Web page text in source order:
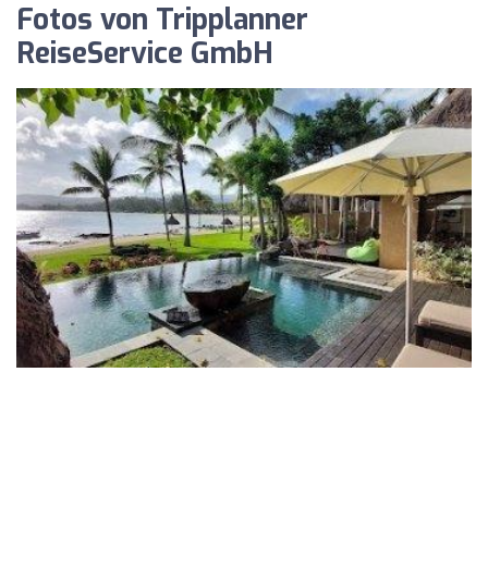
Fotos von Tripplanner
ReiseService GmbH